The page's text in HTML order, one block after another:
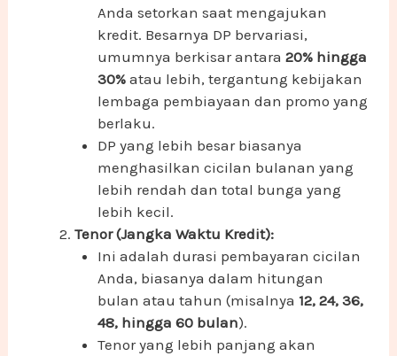
Anda setorkan saat mengajukan
kredit. Besarnya DP bervariasi,
umumnya berkisar antara 20% hingga
30%atau lebih, tergantung kebijakan
lembaga pembiayaan dan promo yang
berlaku.
DP yang lebih besar biasanya
menghasilkan cicilan bulanan yang
lebih rendah dan total bunga yang
lebih kecil.
Tenor (Jangka Waktu Kredit):
Ini adalah durasi pembayaran cicilan
Anda, biasanya dalam hitungan
bulan atau tahun (misalnya 12, 24, 36,
48, hingga 60 bulan).
Tenor yang lebih panjang akan